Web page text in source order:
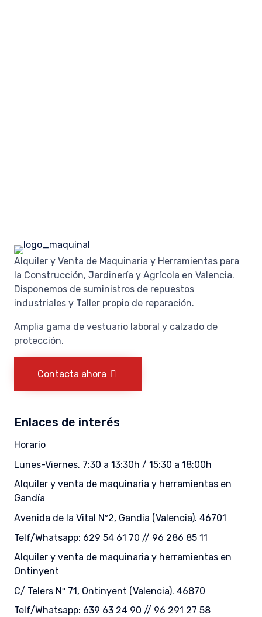
Alquiler y Venta de Maquinaria y Herramientas para
la Construcción, Jardinería y Agrícola en Valencia.
Disponemos de suministros de repuestos
industriales y Taller propio de reparación.
Amplia gama de vestuario laboral y calzado de
protección.
Contacta ahora
Enlaces de interés
Horario
Lunes-Viernes. 7:30 a 13:30h / 15:30 a 18:00h
Alquiler y venta de maquinaria y herramientas en
Gandía
Avenida de la Vital Nº2, Gandia (Valencia). 46701
Telf/Whatsapp: 629 54 61 70 // 96 286 85 11
Alquiler y venta de maquinaria y herramientas en
Ontinyent
C/ Telers Nº 71, Ontinyent (Valencia). 46870
Telf/Whatsapp: 639 63 24 90 // 96 291 27 58